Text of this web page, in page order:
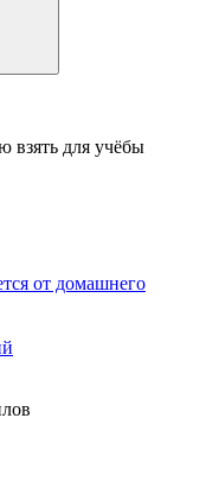
взять для учёбы
от домашнего